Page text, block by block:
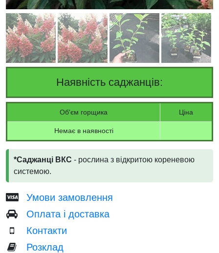
Наявність саджанців:
Об'єм горщика Ціна
Немає в наявності
*Саджанці ВКС - рослина з відкритою кореневою
системою.
Умови замовлення
Оплата і доставка
Контакти
Розклад